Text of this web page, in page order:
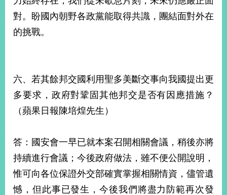
對。盼國內朝野各政黨能取得共識，團結面對外在
的挑戰。
六、若其餘邦交國利用聖多美斷交事向我國提出更
多要求，政府對鞏固其他邦交是否有因應措施？
（蘋果日報陳培煌先生）
答：國安會一早已就本案召開相關會議，稍後亦將
持續進行會議；今後政府做法，雖不便公開說明，
惟可向各位保證外交部確實掌握相關情資，儘管遺
憾，但此事已發生，今後我們將盡力防範再次發